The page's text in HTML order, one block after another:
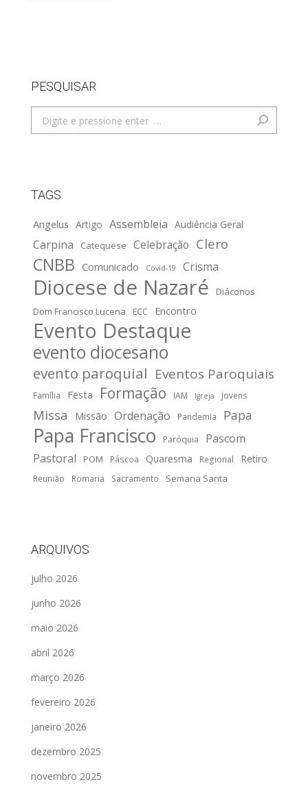
PESQUISAR
Search:
TAGS
Angelus Artigo Assembleia Audiência Geral
Carpina Catequese Celebração Clero
CNBB Comunicado Covid-19 Crisma
Diocese de Nazaré
Diáconos
Dom Francisco Lucena
ECC Encontro
Evento Destaque
evento diocesano
evento paroquial Eventos Paroquiais
Família Festa Formação IAM Igreja Jovens
Missa Missão Ordenação Pandemia Papa
Papa Francisco Paróquia
Pascom
Pastoral
POM Páscoa Quaresma Regional Retiro
Reunião Romaria Sacramento Semana Santa
ARQUIVOS
julho 2026
junho 2026
maio 2026
abril 2026
março 2026
fevereiro 2026
janeiro 2026
dezembro 2025
novembro 2025